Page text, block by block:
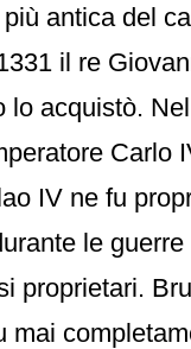
antica del
il re
lo acquistò.
Carlo
IV ne fu
le
proprietari.
mai